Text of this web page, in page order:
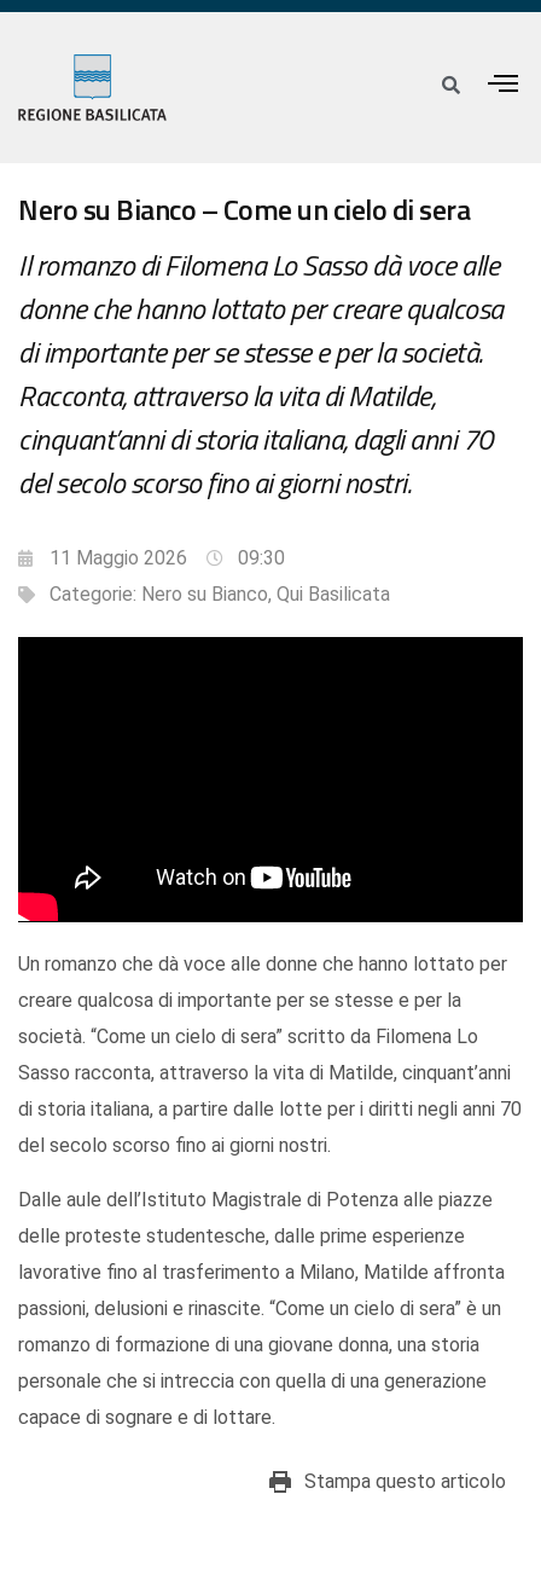
Nero su Bianco – Come un cielo di sera
Il romanzo di Filomena Lo Sasso dà voce alle
donne che hanno lottato per creare qualcosa
di importante per se stesse e per la società.
Racconta, attraverso la vita di Matilde,
cinquant’anni di storia italiana, dagli anni 70
del secolo scorso fino ai giorni nostri.
11 Maggio 2026
09:30
Categorie: Nero su Bianco, Qui Basilicata
Un romanzo che dà voce alle donne che hanno lottato per
creare qualcosa di importante per se stesse e per la
società. “Come un cielo di sera” scritto da Filomena Lo
Sasso racconta, attraverso la vita di Matilde, cinquant’anni
di storia italiana, a partire dalle lotte per i diritti negli anni 70
del secolo scorso fino ai giorni nostri.
Dalle aule dell’Istituto Magistrale di Potenza alle piazze
delle proteste studentesche, dalle prime esperienze
lavorative fino al trasferimento a Milano, Matilde affronta
passioni, delusioni e rinascite. “Come un cielo di sera” è un
romanzo di formazione di una giovane donna, una storia
personale che si intreccia con quella di una generazione
capace di sognare e di lottare.
Stampa questo articolo